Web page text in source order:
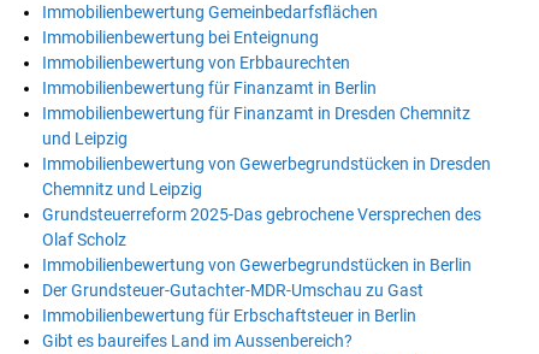
Immobilienbewertung Gemeinbedarfsflächen
Immobilienbewertung bei Enteignung
Immobilienbewertung von Erbbaurechten
Immobilienbewertung für Finanzamt in Berlin
Immobilienbewertung für Finanzamt in Dresden Chemnitz
und Leipzig
Immobilienbewertung von Gewerbegrundstücken in Dresden
Chemnitz und Leipzig
Grundsteuerreform 2025-Das gebrochene Versprechen des
Olaf Scholz
Immobilienbewertung von Gewerbegrundstücken in Berlin
Der Grundsteuer-Gutachter-MDR-Umschau zu Gast
Immobilienbewertung für Erbschaftsteuer in Berlin
Gibt es baureifes Land im Aussenbereich?